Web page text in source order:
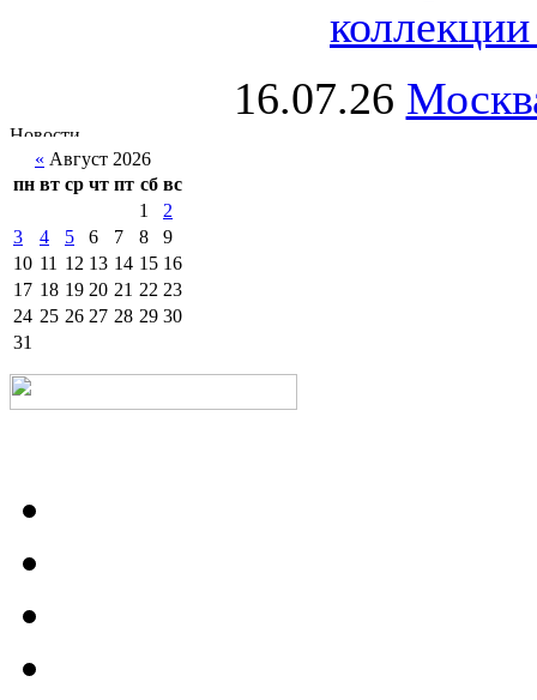
16.07.26
« Август 2026
пн вт ср чт пт сб вс
1
2
3
4 5 6 7 8
9
10 11 12 13 14 15 16
17 18 19 20 21 22 23
24 25 26 27 28 29 30
31